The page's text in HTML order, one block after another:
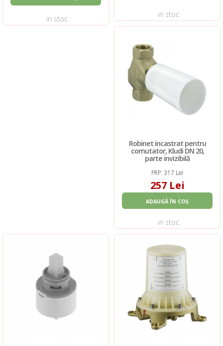
in stoc in stoc
Robinet incastrat pentru
comutator, Kludi DN 20,
parte invizibilă
PRP: 317 Lei
257 Lei
ADAUGĂ ÎN COȘ
in stoc